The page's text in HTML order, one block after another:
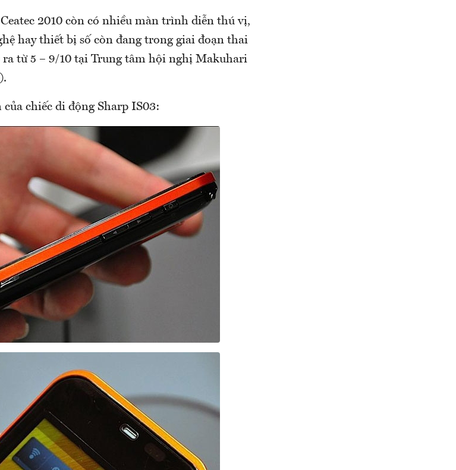
2010 còn có nhiều màn trình diễn thú vị,
hay thiết bị số còn đang trong giai đoạn thai
ra từ 5 – 9/10 tại Trung tâm hội nghị Makuhari
chiếc di động Sharp IS03: